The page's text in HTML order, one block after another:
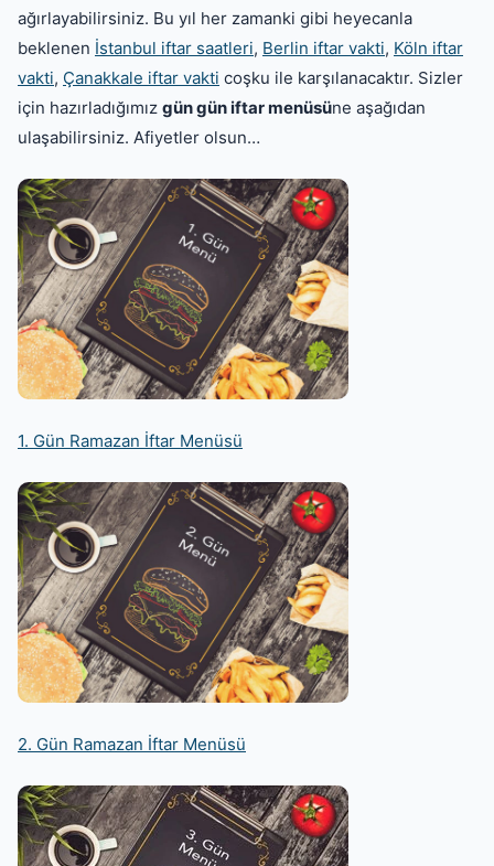
ağırlayabilirsiniz. Bu yıl her zamanki gibi heyecanla
beklenen İstanbul iftar saatleri, Berlin iftar vakti, Köln iftar
vakti, Çanakkale iftar vakti coşku ile karşılanacaktır. Sizler
için hazırladığımız gün gün iftar menüsüne aşağıdan
ulaşabilirsiniz. Afiyetler olsun…
1. Gün Ramazan İftar Menüsü
2. Gün Ramazan İftar Menüsü